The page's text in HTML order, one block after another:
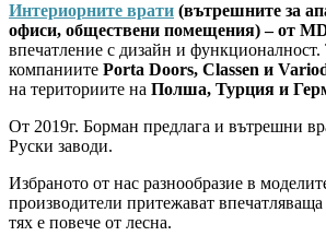
Интериорните врати (вътрешните за
офиси, обществени помещения) – от
впечатление с дизайн и функционалност.
компаниите Porta Doors, Classen и
на териториите на Полша, Турция и
От 2019г. Борман предлага и вътрешни
Руски заводи.
Избраното от нас разнообразие в
производители притежават впечатляваща
тях е повече от лесна.